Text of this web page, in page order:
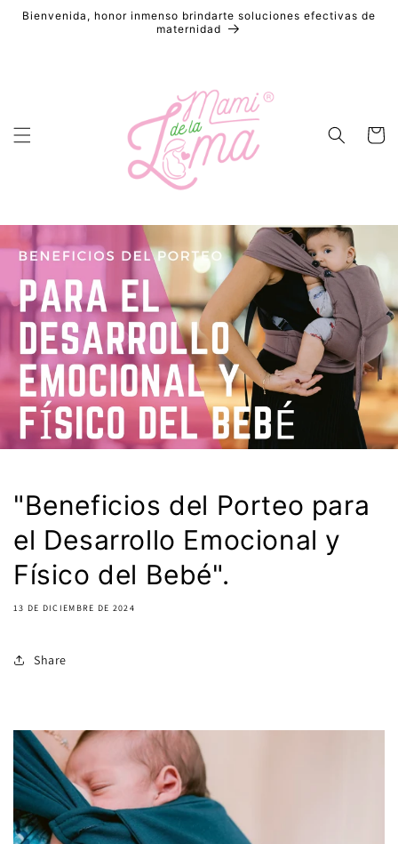
directamente
Bienvenida, honor inmenso brindarte soluciones efectivas de
maternidad
Carrito
"Beneficios del Porteo para
el Desarrollo Emocional y
Físico del Bebé".
13 DE DICIEMBRE DE 2024
Share